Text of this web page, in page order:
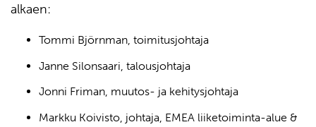
alkaen:
Tommi Björnman, toimitusjohtaja
Janne Silonsaari, talousjohtaja
Jonni Friman, muutos- ja kehitysjohtaja
Markku Koivisto, johtaja, EMEA liiketoiminta-alue &